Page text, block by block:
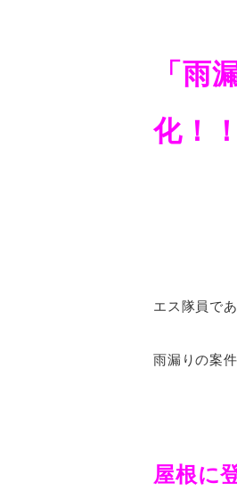
「雨
化！！
エス隊員で
雨漏りの案
屋根に